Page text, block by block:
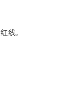
线。